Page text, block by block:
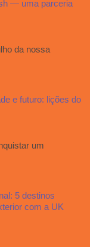
— uma parceria
da nossa
e futuro: lições do
um
5 destinos
com a UK